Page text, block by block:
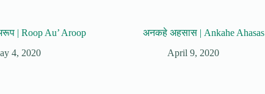
| Roop Au’ Aroop
4, 2020
अनकहे अहसास | Ankahe Ahasas
April 9, 2020